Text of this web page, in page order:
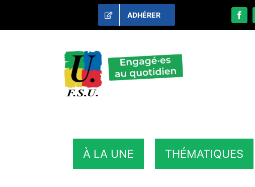
contenu
ADHÉRER
À LA UNE THÉMATIQUES